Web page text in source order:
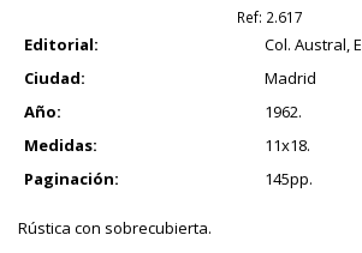
Ref: 2.617
Editorial:
Col. Austral,
Ciudad:
Madrid
Año:
1962.
Medidas:
11x18.
Paginación:
145pp.
Rústica con sobrecubierta.